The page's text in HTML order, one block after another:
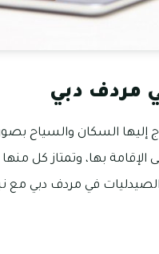
مردف دبي
إليها السكان والسياح
بها، وتمتاز كل منها
في مردف دبي